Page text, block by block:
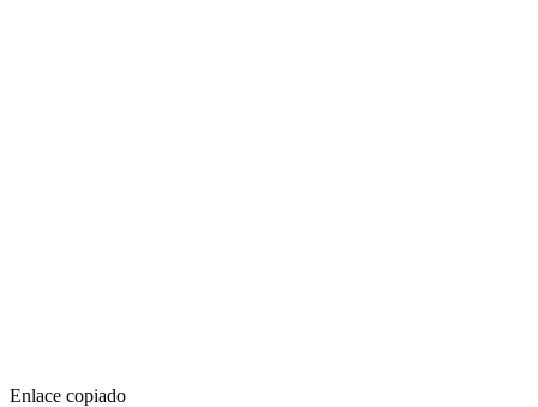
Enlace copiado